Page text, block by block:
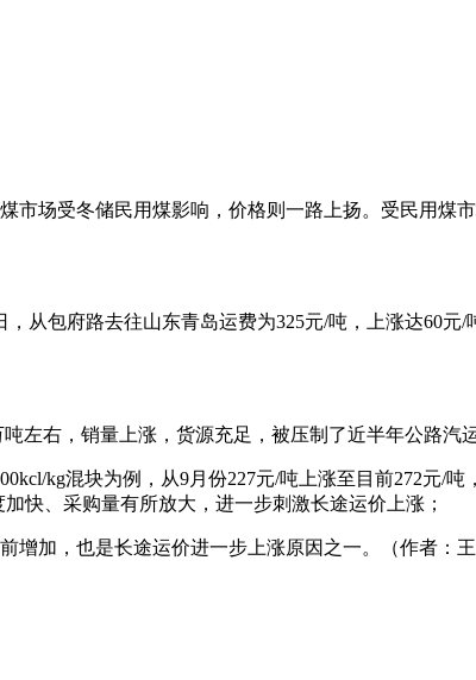
场受冬储民用煤影响，价格则一路上扬。受民用煤
从包府路去往山东青岛运费为325元/吨，上涨达60元/
左右，销量上涨，货源充足，被压制了近半年公路汽
kg混块为例，从9月份227元/吨上涨至目前272元/吨
快、采购量有所放大，进一步刺激长途运价上涨；
加，也是长途运价进一步上涨原因之一。（作者：